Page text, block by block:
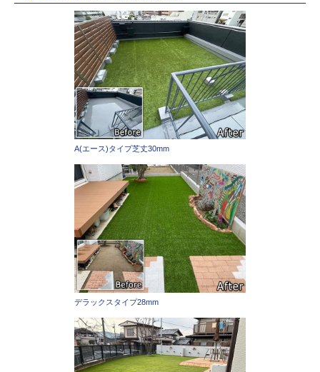
A(エース)タイプ芝丈30mm
デラックスタイプ28mm